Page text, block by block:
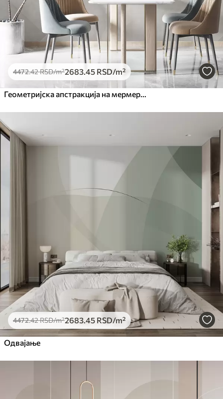
4472.42RSD/m²2683 .45 RSD/m²
4472.42RSD/m²2683 .45 RSD/m²
Одвајање